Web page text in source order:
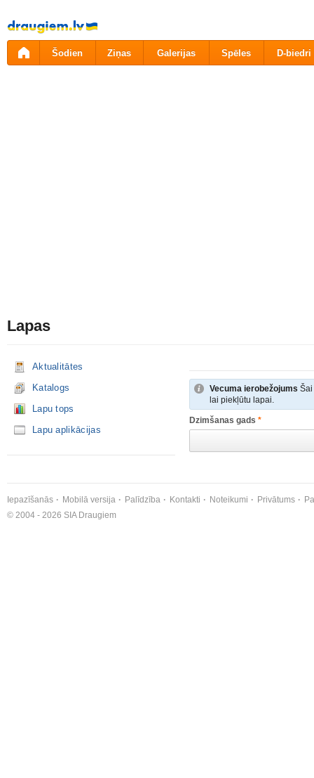
Pāriet
uz
saturu
Šodien Ziņas Galerijas Spēles D-biedri
Lapas
Aktualitātes
Katalogs
Lapu tops
Lapu aplikācijas
Vecuma ierobežojums Šai
lai piekļūtu lapai.
Dzimšanas gads *
Iepazīšanās Mobilā versija Palīdzība Kontakti Noteikumi Privātums
© 2004 - 2026 SIA Draugiem